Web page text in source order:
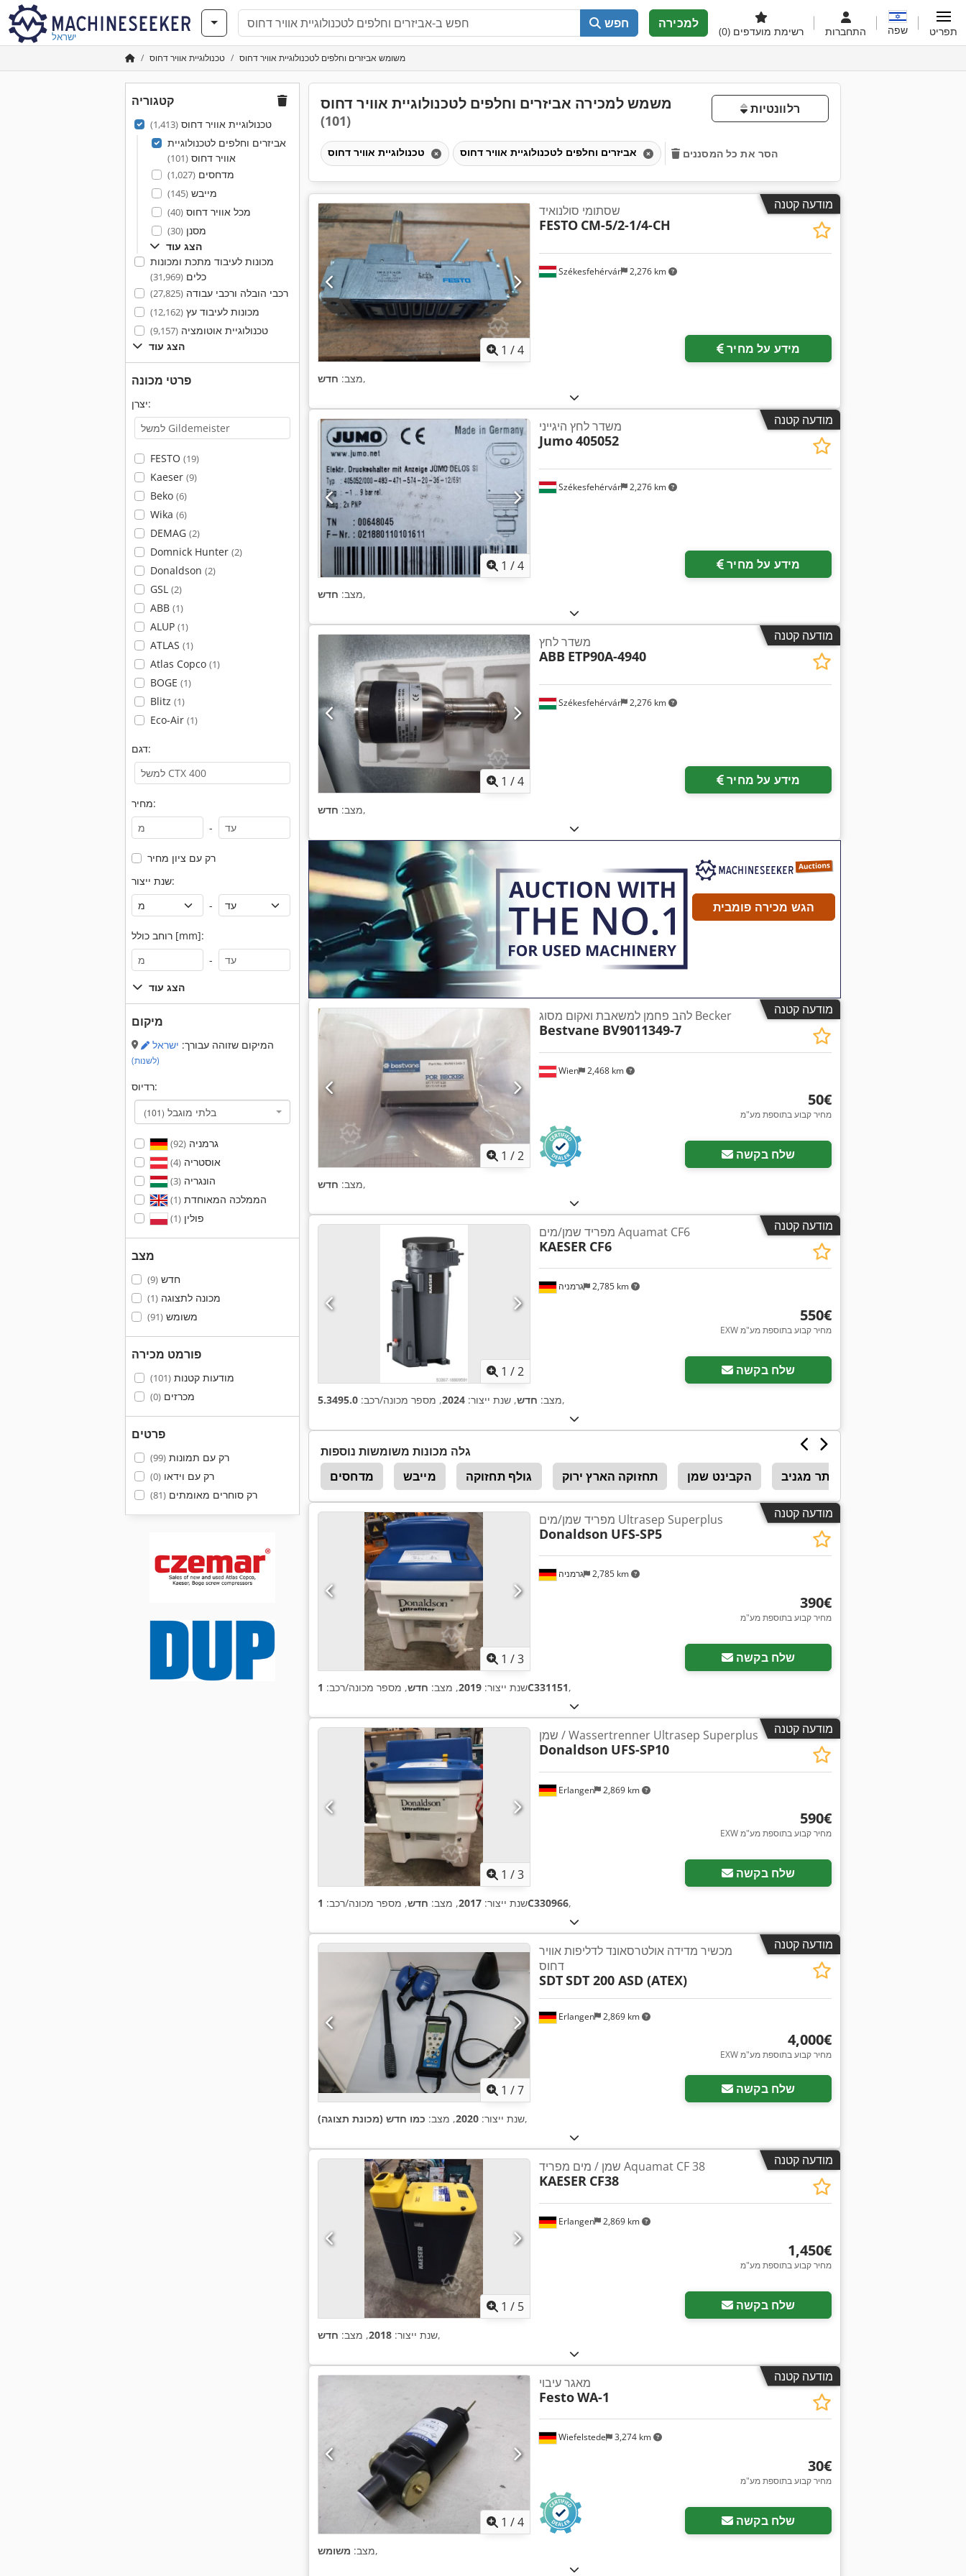
ישראל
חפש למכירה
רשימת מועדפים (0) התחברות שפה תפריט
טכנולוגיית אוויר דחוס משומש אביזרים וחלפים לטכנולוגיית אוויר דחוס
קטגוריה
טכנולוגיית אוויר דחוס(1,413)
אביזרים וחלפים לטכנולוגיית
אוויר דחוס(101)
מדחסים(1,027)
מייבש(145)
מכל אוויר דחוס(40)
מסנן(30)
הצג עוד
מכונות לעיבוד מתכת ומכונות
כלים(31,969)
רכבי הובלה ורכבי עבודה(27,825)
מכונות לעיבוד עץ(12,162)
טכנולוגיית אוטומציה(9,157)
הצג עוד
פרטי מכונה
יצרן:
FESTO (19)
Kaeser (9)
Beko (6)
Wika (6)
DEMAG (2)
Domnick Hunter (2)
Donaldson (2)
GSL (2)
ABB (1)
ALUP (1)
ATLAS (1)
Atlas Copco (1)
BOGE (1)
Blitz (1)
Eco-Air (1)
דגם:
מחיר:
-
רק עם ציון מחיר
שנת ייצור:
-
רוחב כולל [mm]:
-
הצג עוד
מיקום
המיקום שזוהה עבורך: ישראל
(לשנות)
רדיוס:
בלתי מוגבל (101)
גרמניה(92)
אוסטריה(4)
הונגריה(3)
הממלכה המאוחדת(1)
פולין(1)
מצב
חדש(9)
מכונה לתצוגה(1)
משומש(91)
פורמט מכירה
מודעות קטנות(101)
מכרזים(0)
פרטים
רק עם תמונות(99)
רק עם וידאו(0)
רק סוחרים מאומתים(81)
משמש למכירה אביזרים וחלפים לטכנולוגיית אוויר דחוס
(101)
רלוונטיות
הסר את כל המסננים
מודעה קטנה
1 /4
Székesfehérvár 2,276 km
שסתומי סולנואיד
FESTO CM-5/2-1/4-CH
מידע על מחיר
מצב: חדש ,
מודעה קטנה
1 /4
Székesfehérvár 2,276 km
משדר לחץ היגייני
Jumo405052
מידע על מחיר
מצב: חדש ,
מודעה קטנה
1 /4
Székesfehérvár 2,276 km
משדר לחץ
ABB ETP90A-4940
מידע על מחיר
מצב: חדש ,
הגש מכירה פומבית
מודעה קטנה
בקש תמונות נוספות
1 /2
Wien 2,468 km
להב פחמן למשאבת ואקום מסוג Becker
Bestvane BV9011349-7
‏50 ‏€
מחיר קבוע בתוספת מע"מ
שלח בקשה
מצב: חדש ,
מודעה קטנה
בקש תמונות נוספות
1 /2
גרמניה 2,785 km
מפריד שמן/מים Aquamat CF6
KAESER CF6
‏550 ‏€
EXW מחיר קבוע בתוספת מע"מ
שלח בקשה
מצב: חדש, שנת ייצור: 2024, מספר מכונה/רכב: 5.3495.0 ,
גלה מכונות משומשות נוספות
מדחסים
מייבש גולף תחזוקה תחזוקה הארץ ירוק הקבינט שמן שמן יותר מגניב מד הלחץ הגדרת מד
מודעה קטנה
1 /3
גרמניה 2,785 km
מפריד שמן/מים Ultrasep Superplus
Donaldson UFS-SP5
‏390 ‏€
מחיר קבוע בתוספת מע"מ
שלח בקשה
שנת ייצור: 2019, מצב: חדש, מספר מכונה/רכב: 1C331151,
מודעה קטנה
1 /3
Erlangen 2,869 km
שמן / Wassertrenner Ultrasep Superplus
Donaldson UFS-SP10
‏590 ‏€
EXW מחיר קבוע בתוספת מע"מ
שלח בקשה
שנת ייצור: 2017, מצב: חדש, מספר מכונה/רכב: 1C330966,
מודעה קטנה
1 /7
Erlangen 2,869 km
מכשיר מדידה אולטרסאונד לדליפות אוויר
דחוס
SDTSDT 200 ASD (ATEX)
‏4,000 ‏€
EXW מחיר קבוע בתוספת מע"מ
שלח בקשה
שנת ייצור: 2020, מצב: כמו חדש (מכונת תצוגה) ,
מודעה קטנה
1 / 5
Erlangen 2,869 km
שמן / מים מפריד Aquamat CF 38
KAESER CF38
‏1,450 ‏€
מחיר קבוע בתוספת מע"מ
שלח בקשה
שנת ייצור: 2018, מצב: חדש ,
מודעה קטנה
1 /4
Wiefelstede 3,274 km
מאגר עיבוי
FestoWA-1
‏30 ‏€
מחיר קבוע בתוספת מע"מ
שלח בקשה
מצב: משומש ,